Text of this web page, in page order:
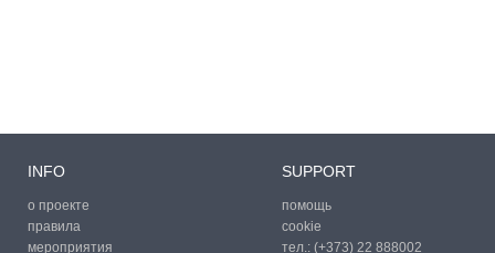
INFO
о проекте
правила
мероприятия
SUPPORT
помощь
cookie
тел.: (+373) 22 888002